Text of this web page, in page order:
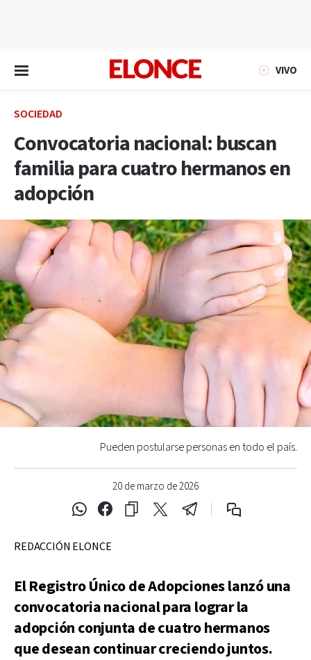
VIVO
SOCIEDAD
Convocatoria nacional: buscan
familia para cuatro hermanos en
adopción
20 de marzo de 2026
Pueden postularse personas en todo el país.
REDACCIÓN ELONCE
El Registro Único de Adopciones lanzó una
convocatoria nacional para lograr la
adopción conjunta de cuatro hermanos
que desean continuar creciendo juntos.